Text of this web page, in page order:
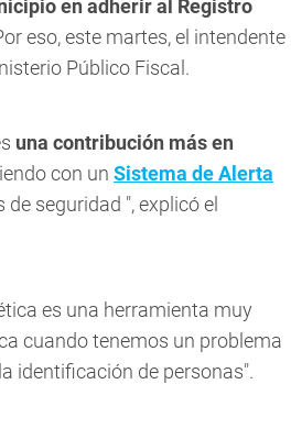
en adherir al Registro
eso, este martes, el intendente
Público Fiscal.
una contribución más en
con un Sistema de Alerta
seguridad ", explicó el
es una herramienta muy
cuando tenemos un problema
identificación de personas".